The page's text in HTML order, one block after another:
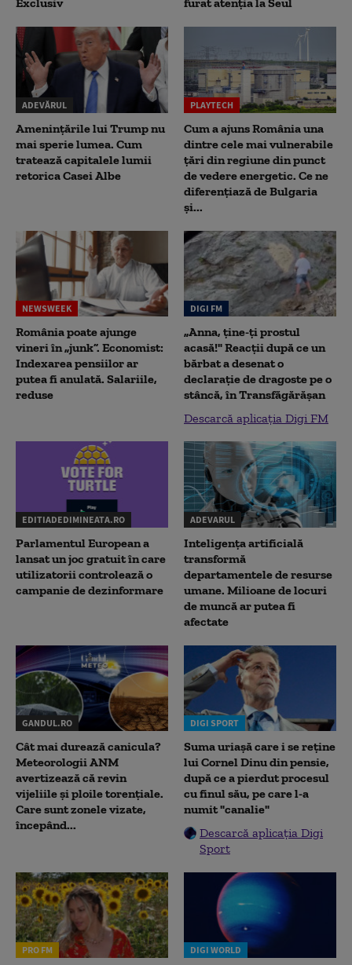
Exclusiv furat atenția la Seul
ADEVĂRUL
Amenințările lui Trump nu
mai sperie lumea. Cum
tratează capitalele lumii
retorica Casei Albe
PLAYTECH
Cum a ajuns România una
dintre cele mai vulnerabile
țări din regiune din punct
de vedere energetic. Ce ne
diferențiază de Bulgaria
și...
NEWSWEEK
România poate ajunge
vineri în „junk”. Economist:
Indexarea pensiilor ar
putea fi anulată. Salariile,
reduse
DIGI FM
„Anna, ţine-ţi prostul
acasă!" Reacţii după ce un
bărbat a desenat o
declaraţie de dragoste pe o
stâncă, în Transfăgărăşan
Descarcă aplicația Digi FM
EDITIADEDIMINEATA.RO
Parlamentul European a
lansat un joc gratuit în care
utilizatorii controlează o
campanie de dezinformare
ADEVARUL
Inteligența artificială
transformă
departamentele de resurse
umane. Milioane de locuri
de muncă ar putea fi
afectate
GANDUL.RO
Cât mai durează canicula?
Meteorologii ANM
avertizează că revin
vijeliile și ploile torențiale.
Care sunt zonele vizate,
începând...
DIGI SPORT
Suma uriașă care i se reține
lui Cornel Dinu din pensie,
după ce a pierdut procesul
cu finul său, pe care l-a
numit "canalie"
Descarcă aplicația Digi
Sport
PRO FM DIGI WORLD